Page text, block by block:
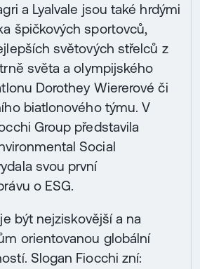
a Lyalvale jsou také hrdými
špičkových sportovců,
světových střelců z
světa a olympijského
Dorothey Wiererové či
biatlonového týmu. V
Group představila
Social
svou první
o ESG.
být nejziskovější a na
orientovanou globální
Slogan Fiocchi zní: